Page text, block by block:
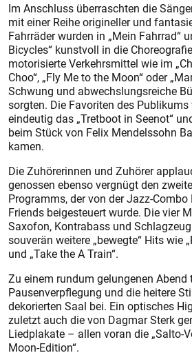
Im Anschluss überraschten die
mit einer Reihe origineller und
Fahrräder wurden in „Mein Fahrrad“
Bicycles“ kunstvoll in die
motorisierte Verkehrsmittel wie im
Choo“, „Fly Me to the Moon“ oder
Schwung und abwechslungsreiche
sorgten. Die Favoriten des
eindeutig das „Tretboot in Seenot“
beim Stück von Felix Mendelssohn
kamen.
Die Zuhörerinnen und Zuhörer
genossen ebenso vergnügt den
Programms, der von der Jazz-
Friends beigesteuert wurde. Die vier
Saxofon, Kontrabass und
souverän weitere „bewegte“ Hits wie
und „Take the A Train“.
Zu einem rundum gelungenen Abend
Pausenverpflegung und die heitere
dekorierten Saal bei. Ein optisches
zuletzt auch die von Dagmar Sterk
Liedplakate – allen voran die „Salto-
Moon-Edition“.